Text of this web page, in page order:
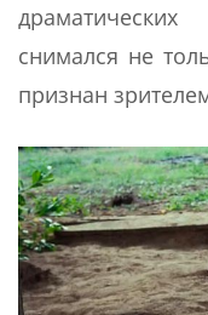
снимался не
признан